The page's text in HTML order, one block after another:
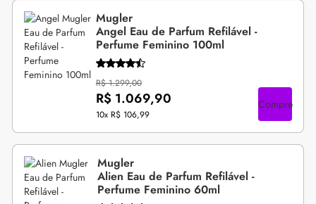
Mugler
Angel Eau de Parfum Refilável -
Perfume Feminino 100ml
R$ 1.299,00
R$ 1.069,90
10x R$ 106,99
Compre
Mugler
Alien Eau de Parfum Refilável -
Perfume Feminino 60ml